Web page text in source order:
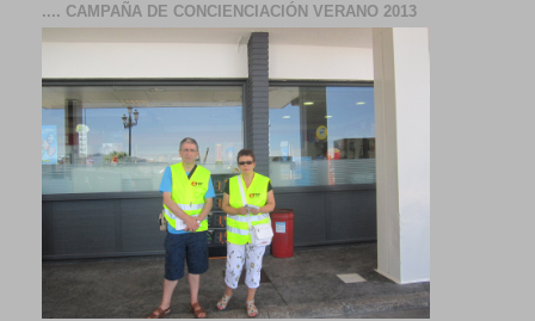
.... CAMPAÑA DE CONCIENCIACIÓN VERANO 2013